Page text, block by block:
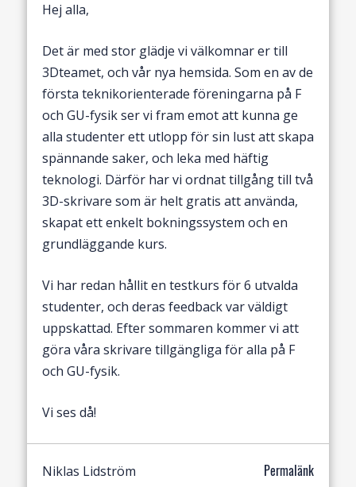
Hej alla,
Det är med stor glädje vi välkomnar er till
3Dteamet, och vår nya hemsida. Som en av de
första teknikorienterade föreningarna på F
och GU-fysik ser vi fram emot att kunna ge
alla studenter ett utlopp för sin lust att skapa
spännande saker, och leka med häftig
teknologi. Därför har vi ordnat tillgång till två
3D-skrivare som är helt gratis att använda,
skapat ett enkelt bokningssystem och en
grundläggande kurs.
Vi har redan hållit en testkurs för 6 utvalda
studenter, och deras feedback var väldigt
uppskattad. Efter sommaren kommer vi att
göra våra skrivare tillgängliga för alla på F
och GU-fysik.
Vi ses då!
Niklas Lidström Permalänk